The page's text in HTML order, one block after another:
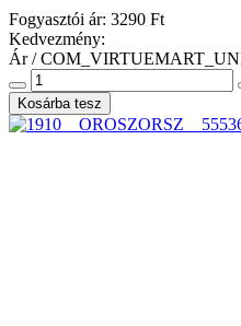
Fogyasztói ár: 3290 Ft
Kedvezmény:
Ár /